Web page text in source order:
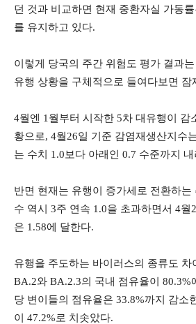
던 것과 비교하면 현재 중환자실 가동
를 유지하고 있다.
이렇게 당국의 주간 위험도 평가 결과
유행 상황을 구체적으로 들여다보면 잠
4월엔 1월부터 시작한 5차 대유행이 감
황으로, 4월26일 기준 감염재생산지수
는 수치 1.0보다 아래인 0.7 수준까지
반면 현재는 유행이 증가세로 전환하는
수 역시 3주 연속 1.0을 초과하면서 4월
은 1.58에 달한다.
유행을 주도하는 바이러스의 종류도 차
BA.2와 BA.2.3의 국내 점유율이 80.3%
당 변이들의 점유율은 33.8%까지 감소
이 47.2%로 치솟았다.